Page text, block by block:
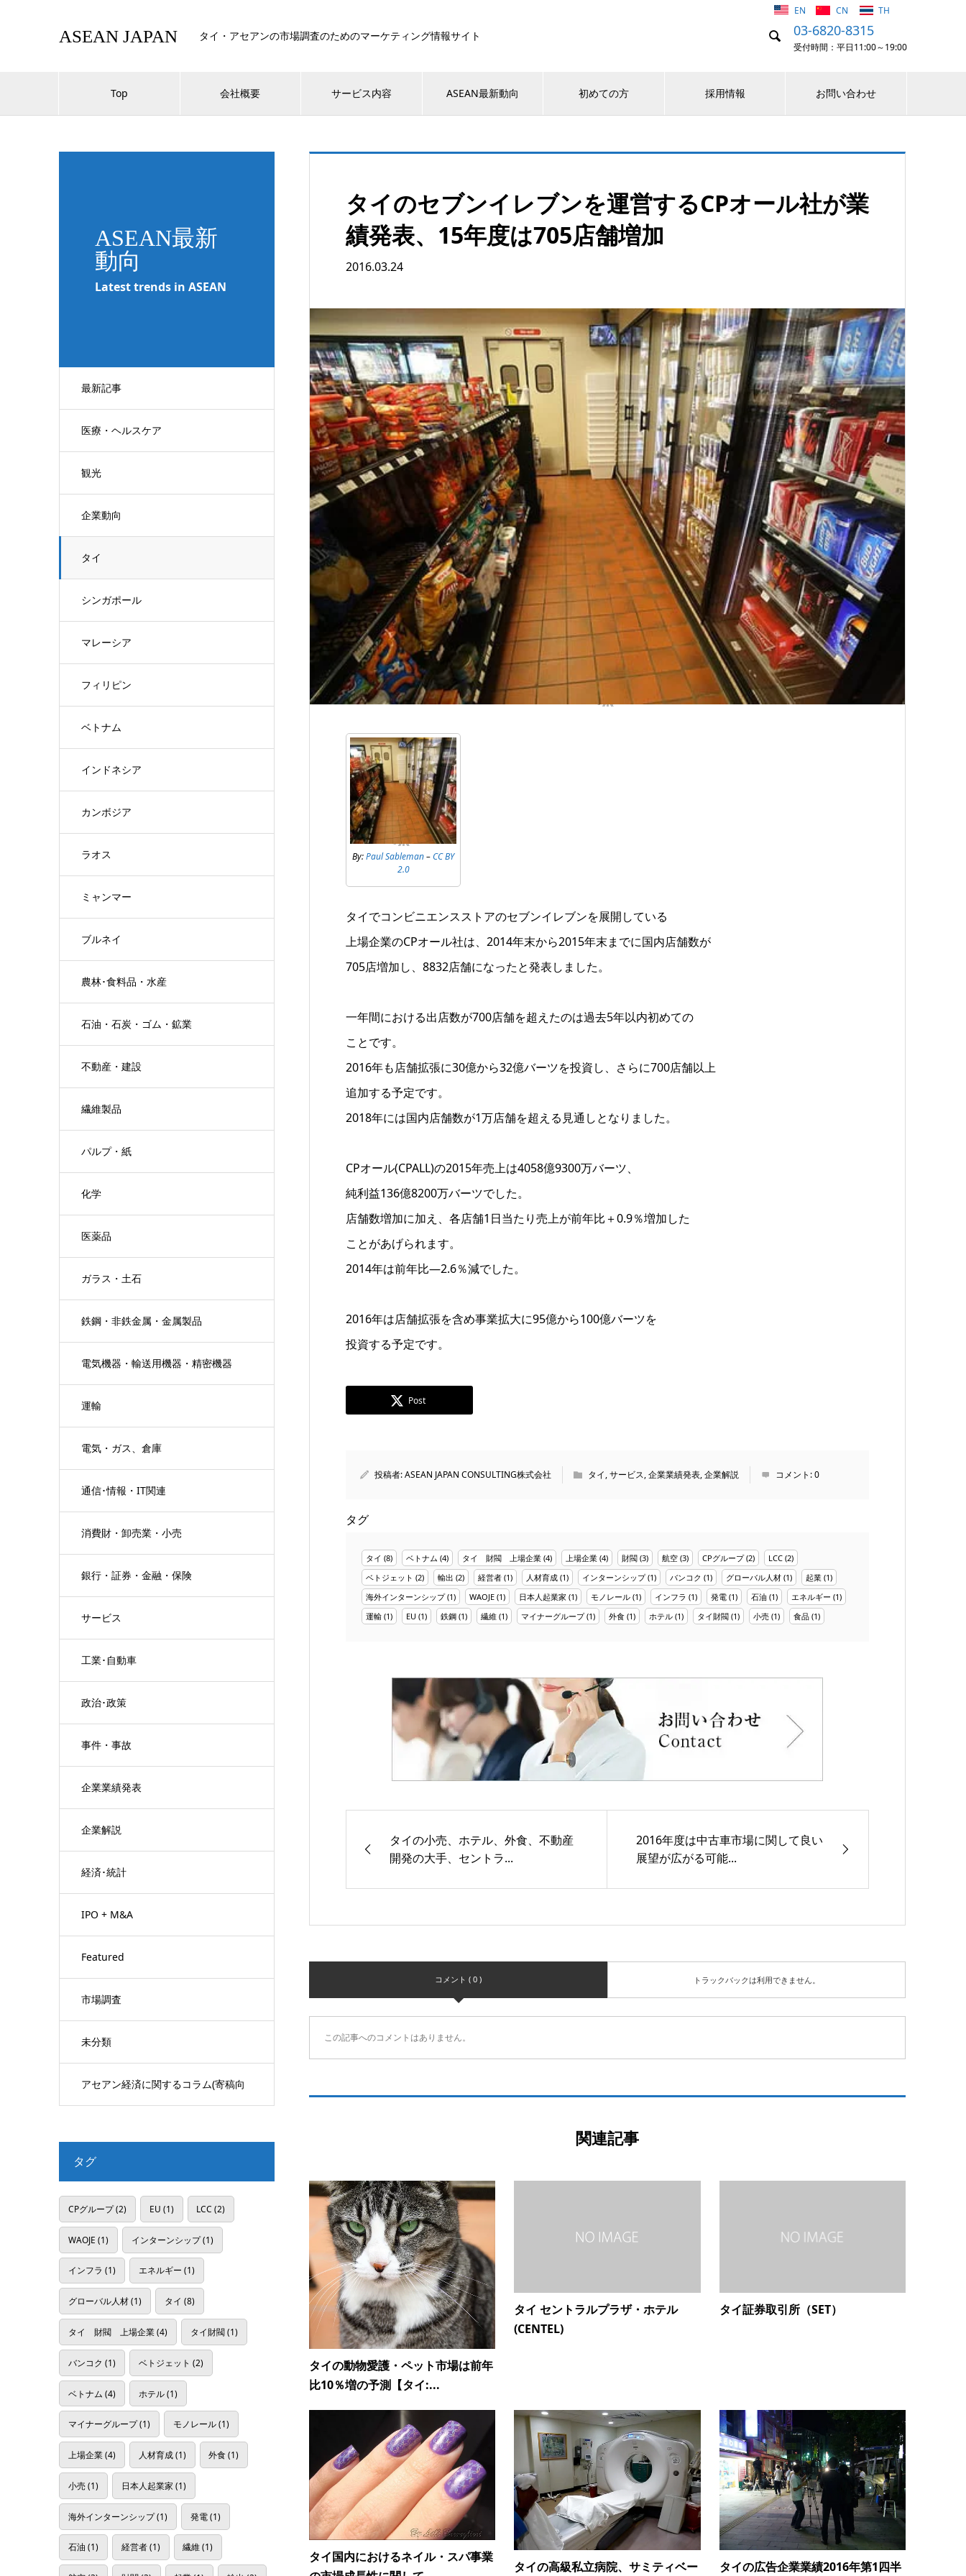
ASEAN JAPAN タイ・アセアンの市場調査のためのマーケティング情報サイト  03-6820-8315
受付時間：平日11:00～19:00
EN CN TH
Top 会社概要 サービス内容 ASEAN最新動向 初めての方 採用情報 お問い合わせ
ASEAN最新
動向
Latest trends in ASEAN
最新記事
医療・ヘルスケア
観光
企業動向
タイ
シンガポール
マレーシア
フィリピン
ベトナム
インドネシア
カンボジア
ラオス
ミャンマー
ブルネイ
農林･食料品・水産
石油・石炭・ゴム・鉱業
不動産・建設
繊維製品
パルプ・紙
化学
医薬品
ガラス・土石
鉄鋼・非鉄金属・金属製品
電気機器・輸送用機器・精密機器
運輸
電気・ガス、倉庫
通信･情報・IT関連
消費財・卸売業・小売
銀行・証券・金融・保険
サービス
工業･自動車
政治･政策
事件・事故
企業業績発表
企業解説
経済･統計
IPO + M&A
Featured
市場調査
未分類
アセアン経済に関するコラム(寄稿向
タイのセブンイレブンを運営するCPオール社が業
績発表、15年度は705店舗増加
2016.03.24
By:Paul Sableman–CC BY
2.0
タイでコンビニエンスストアのセブンイレブンを展開している
上場企業のCPオール社は、2014年末から2015年末までに国内店舗数が
705店増加し、8832店舗になったと発表しました。
一年間における出店数が700店舗を超えたのは過去5年以内初めての
ことです。
2016年も店舗拡張に30億から32億バーツを投資し、さらに700店舗以上
追加する予定です。
2018年には国内店舗数が1万店舗を超える見通しとなりました。
CPオール(CPALL)の2015年売上は4058億9300万バーツ、
純利益136億8200万バーツでした。
店舗数増加に加え、各店舗1日当たり売上が前年比＋0.9％増加した
ことがあげられます。
2014年は前年比―2.6％減でした。
2016年は店舗拡張を含め事業拡大に95億から100億バーツを
投資する予定です。
Post
投稿者:ASEAN JAPAN CONSULTING株式会社 タイ,サービス,企業業績発表,企業解説 コメント:0
タグ
タイ (8) ベトナム (4) タイ 財閥 上場企業 (4) 上場企業 (4) 財閥 (3) 航空 (3) CPグループ(2) LCC (2)
ベトジェット (2) 輸出 (2) 経営者 (1) 人材育成 (1) インターンシップ(1) バンコク (1) グローバル人材 (1) 起業 (1)
海外インターンシップ(1) WAOJE (1) 日本人起業家 (1) モノレール (1) インフラ (1) 発電 (1) 石油 (1) エネルギー (1)
運輸 (1) EU (1) 鉄鋼 (1) 繊維 (1) マイナーグループ(1) 外食 (1) ホテル (1) タイ財閥 (1) 小売 (1) 食品 (1)
タイの小売、ホテル、外食、不動産
開発の大手、セントラ...
2016年度は中古車市場に関して良い
展望が広がる可能...
コメント ( 0 ) トラックバックは利用できません。
この記事へのコメントはありません。
関連記事
タイの動物愛護・ペット市場は前年
比10％増の予測【タイ:...
タイ セントラルプラザ・ホテル
(CENTEL)
タイ証券取引所（SET）
タイ国内におけるネイル・スパ事業
タイの高級私立病院、サミティベー タイの広告企業業績2016年第1四半
タグ
CPグループ(2) EU (1) LCC (2)
WAOJE (1) インターンシップ(1)
インフラ (1) エネルギー (1)
グローバル人材(1) タイ (8)
タイ 財閥 上場企業(4) タイ財閥(1)
バンコク (1) ベトジェット (2)
ベトナム (4) ホテル(1)
マイナーグループ(1) モノレール(1)
上場企業(4) 人材育成(1) 外食(1)
小売(1) 日本人起業家 (1)
海外インターンシップ(1) 発電(1)
石油 (1) 経営者(1) 繊維(1)